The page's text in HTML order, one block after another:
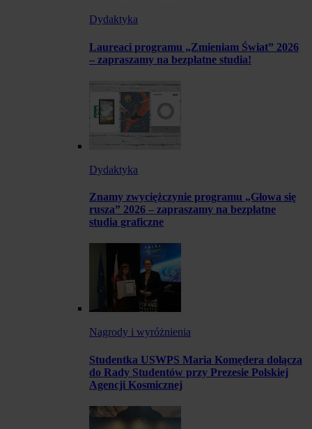
Dydaktyka
Laureaci programu „Zmieniam Świat” 2026
– zapraszamy na bezpłatne studia!
Dydaktyka
Znamy zwyciężczynie programu „Głowa się
rusza” 2026 – zapraszamy na bezpłatne
studia graficzne
Nagrody i wyróżnienia
Studentka USWPS Maria Komędera dołącza
do Rady Studentów przy Prezesie Polskiej
Agencji Kosmicznej